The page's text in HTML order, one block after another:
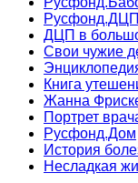
Русфонд.ДЦП
ДЦП в
Свои чужие
Книга
Жанна
Портрет
Русфонд.Дом
История
Несладкая